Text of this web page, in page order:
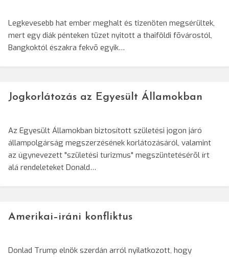
Legkevesebb hat ember meghalt és tizenöten megsérültek,
mert egy diák pénteken tüzet nyitott a thaiföldi fõvárostól,
Bangkoktól északra fekvõ egyik…
Jogkorlátozás az Egyesült Államokban
Az Egyesült Államokban biztosított születési jogon járó
állampolgárság megszerzésének korlátozásáról, valamint
az úgynevezett "születési turizmus" megszüntetésérõl írt
alá rendeleteket Donald…
Amerikai–iráni konfliktus
Donlad Trump elnök szerdán arról nyilatkozott, hogy